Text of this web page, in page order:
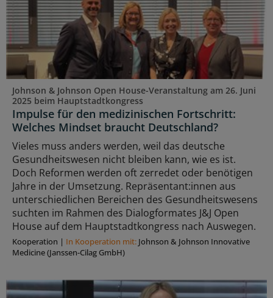
Johnson & Johnson Open House-Veranstaltung am 26. Juni
2025 beim Hauptstadtkongress
Impulse für den medizinischen Fortschritt:
Welches Mindset braucht Deutschland?
Vieles muss anders werden, weil das deutsche
Gesundheitswesen nicht bleiben kann, wie es ist.
Doch Reformen werden oft zerredet oder benötigen
Jahre in der Umsetzung. Repräsentant:innen aus
unterschiedlichen Bereichen des Gesundheitswesens
suchten im Rahmen des Dialogformates J&J Open
House auf dem Hauptstadtkongress nach Auswegen.
Kooperation | In Kooperation mit: Johnson & Johnson Innovative
Medicine (Janssen-Cilag GmbH)